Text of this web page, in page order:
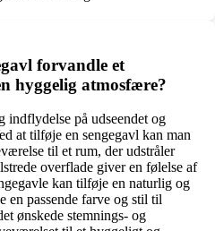
forvandle et
hyggelig atmosfære?
indflydelse på udseendet og
at tilføje en sengegavl kan man
til et rum, der udstråler
overflade giver en følelse af
kan tilføje en naturlig og
en passende farve og stil til
ønskede stemnings- og